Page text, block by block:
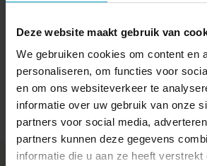
Deze website maakt gebruik van
We gebruiken cookies om content en
personaliseren, om functies voor
en om ons websiteverkeer te
informatie over uw gebruik van onze
partners voor social media,
partners kunnen deze gegevens
informatie die u aan ze heeft verstrekt
cradle materialen gewerkt waaronder
tapijt. De EPC-waarde van het gebouw is
Meer over duurzaam bouwen